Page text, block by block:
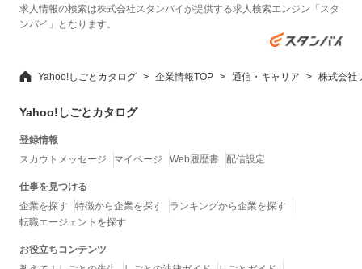
求人情報の検索は株式会社スタンバイが提供する求人検索エンジン「スタ
ンバイ」となります。
Yahoo!しごとカタログ 企業情報TOP 通信・キャリア 株式会社
Yahoo!しごとカタログ
登録情報
スカウトメッセージ
マイページ Web履歴書 配信設定
仕事を見つける
企業を探す
特徴から企業を探す
ランキングから企業を探す
転職エージェントを探す
お役立ちコンテンツ